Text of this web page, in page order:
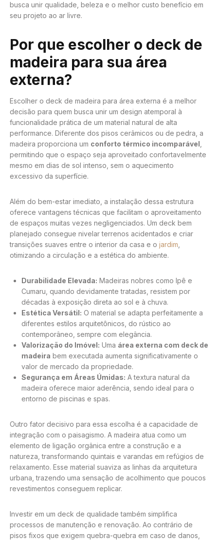
busca unir qualidade, beleza e o melhor custo benefício em
seu projeto ao ar livre.
Por que escolher o deck de
madeira para sua área
externa?
Escolher o deck de madeira para área externa é a melhor
decisão para quem busca unir um design atemporal à
funcionalidade prática de um material natural de alta
performance. Diferente dos pisos cerâmicos ou de pedra, a
madeira proporciona um conforto térmico incomparável
permitindo que o espaço seja aproveitado confortavelmente
mesmo em dias de sol intenso, sem o aquecimento
excessivo da superfície.
Além do bem-estar imediato, a instalação dessa estrutura
oferece vantagens técnicas que facilitam o aproveitamento
de espaços muitas vezes negligenciados. Um deck bem
planejado consegue nivelar terrenos acidentados e criar
transições suaves entre o interior da casa e o jardim
otimizando a circulação e a estética do ambiente.
Durabilidade Elevada: Madeiras nobres como Ipê e
Cumaru, quando devidamente tratadas, resistem por
décadas à exposição direta ao sol e à chuva.
Estética Versátil: O material se adapta perfeitamente a
diferentes estilos arquitetônicos, do rústico ao
contemporâneo, sempre com elegância.
Valorização do Imóvel: Uma área externa com deck de
madeira bem executada aumenta significativamente o
valor de mercado da propriedade.
Segurança em Áreas Úmidas: A textura natural da
madeira oferece maior aderência, sendo ideal para o
entorno de piscinas e spas.
Outro fator decisivo para essa escolha é a capacidade de
integração com o paisagismo. A madeira atua como um
elemento de ligação orgânica entre a construção e a
natureza, transformando quintais e varandas em refúgios de
relaxamento. Esse material suaviza as linhas da arquitetura
urbana, trazendo uma sensação de acolhimento que poucos
revestimentos conseguem replicar.
Investir em um deck de qualidade também simplifica
processos de manutenção e renovação. Ao contrário de
pisos fixos que exigem quebra-quebra em caso de danos,